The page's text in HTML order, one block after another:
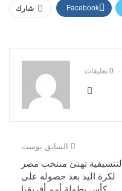
شارك Facebook
0 تعليقات
السابق بوست
التنسيقية تهنئ منتخب مصر
لكرة اليد بعد حصوله على